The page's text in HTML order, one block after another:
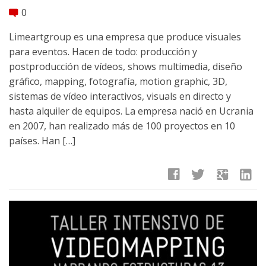
comment 0
Limeartgroup es una empresa que produce visuales
para eventos. Hacen de todo: producción y
postproducción de vídeos, shows multimedia, diseño
gráfico, mapping, fotografía, motion graphic, 3D,
sistemas de vídeo interactivos, visuals en directo y
hasta alquiler de equipos. La empresa nació en Ucrania
en 2007, han realizado más de 100 proyectos en 10
países. Han […]
facebook twitter google linkedin